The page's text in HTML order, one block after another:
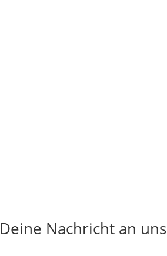
Deine Nachricht an uns